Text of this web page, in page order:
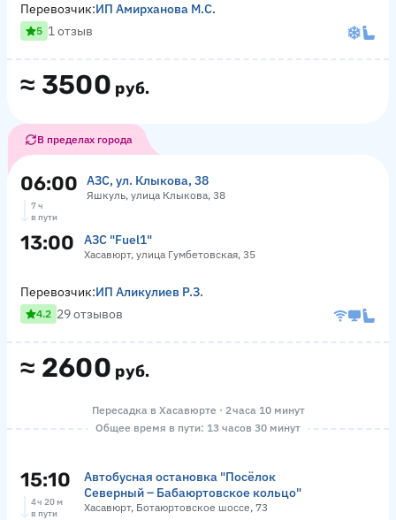
≈ 3500 руб.
Перевозчик:ИП Амирханова М.С.
5 1 отзыв
В пределах города
06:00 АЗС, ул. Клыкова, 38
Яшкуль, улица Клыкова, 38
7 ч
в пути
13:00 АЗС "Fuel1"
Хасавюрт, улица Гумбетовская, 35
≈ 2600 руб.
Перевозчик:ИП Аликулиев Р.З.
4.2 29 отзывов
Пересадка в Хасавюрте · 2 часа 10 минут
Общее время в пути: 13 часов 30 минут
15:10
Автобусная остановка "Посёлок
Северный – Бабаюртовское кольцо"
Хасавюрт, Ботаюртовское шоссе, 73
4 ч 20 м
в пути